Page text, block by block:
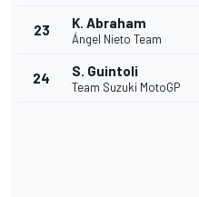
23 K. Abraham
Ángel Nieto Team
24 S. Guintoli
Team Suzuki MotoGP